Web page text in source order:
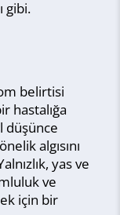
gibi.
belirtisi
hastalığa
düşünce
algısını
yas ve
ve
için bir